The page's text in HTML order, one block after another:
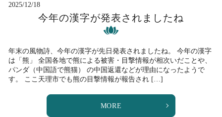
2025/12/18
今年の漢字が発表されましたね
年末の風物詩、今年の漢字が先日発表されましたね。 今年の漢字
は「熊」 全国各地で熊による被害・目撃情報が相次いだことや、
パンダ（中国語で熊猫） の中国返還などが理由になったようで
す。 ここ天理市でも熊の目撃情報が報告され […]
MORE